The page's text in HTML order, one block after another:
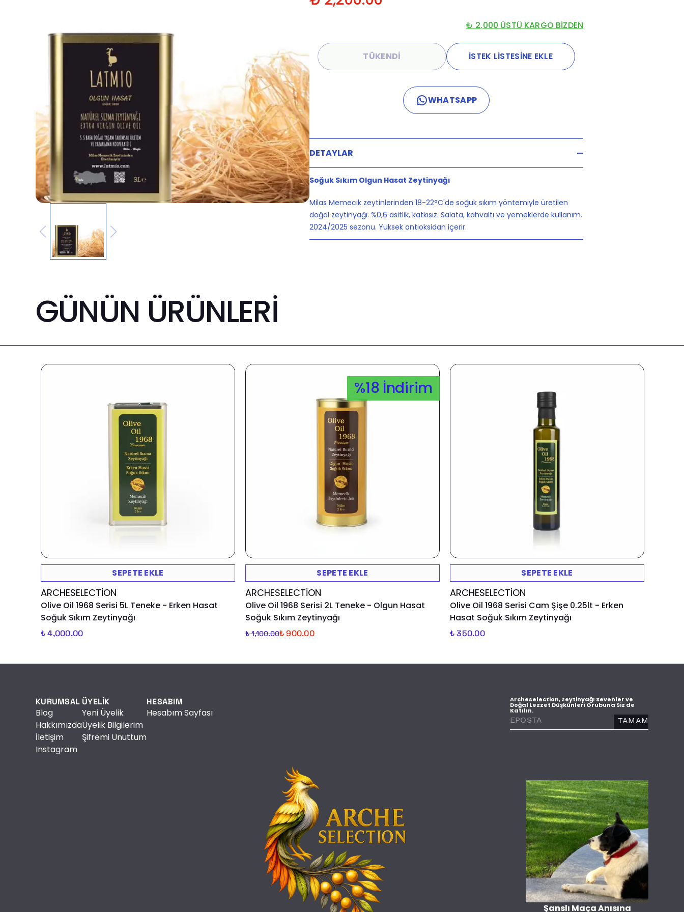
₺ 2,000 ÜSTÜ KARGO BİZDEN
TÜKENDİ İSTEK LİSTESİNE EKLE
WHATSAPP
DETAYLAR
Soğuk Sıkım Olgun Hasat Zeytinyağı
Milas Memecik zeytinlerinden 18-22°C'de soğuk sıkım yöntemiyle üretilen
doğal zeytinyağı. %0,6 asitlik, katkısız. Salata, kahvaltı ve yemeklerde kullanım.
2024/2025 sezonu. Yüksek antioksidan içerir.
GÜNÜN ÜRÜNLERİ
SEPETE EKLE
ARCHESELECTION
Olive Oil 1968 Serisi 5L Teneke - Erken Hasat
Soğuk Sıkım Zeytinyağı
₺ 4,000.00
%18 İndirim
SEPETE EKLE
ARCHESELECTION
Olive Oil 1968 Serisi 2L Teneke - Olgun Hasat
Soğuk Sıkım Zeytinyağı
₺ 1,100.00₺ 900.00
SEPETE EKLE
ARCHESELECTION
Olive Oil 1968 Serisi Cam Şişe 0.25lt - Erken
Hasat Soğuk Sıkım Zeytinyağı
₺ 350.00
KURUMSAL
Blog
Hakkımızda
İletişim
Instagram
ÜYELİK
Yeni Üyelik
Üyelik Bilgilerim
Şifremi Unuttum
HESABIM
Hesabım Sayfası
Archeselection, Zeytinyağı Sevenler ve
Doğal Lezzet Düşkünleri Grubuna Siz de
Katılın.
TAMAM
Şanslı Maça Anısına